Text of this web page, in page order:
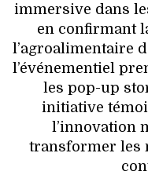
immersive dans
en confirmant
l’agroalimentaire
l’événementiel
les pop-up
initiative
l’innovation
transformer les